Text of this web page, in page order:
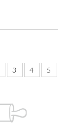
3 4 5